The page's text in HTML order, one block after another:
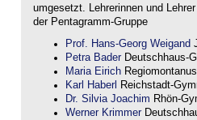
umgesetzt. Lehrerinnen und
der Pentagramm-Gruppe
Prof. Hans-Georg Weigand
Petra Bader Deutschhaus-
Maria Eirich
Karl Haberl
Reichstadt-
Dr. Silvia Joachim Rhön-
Werner Krimmer